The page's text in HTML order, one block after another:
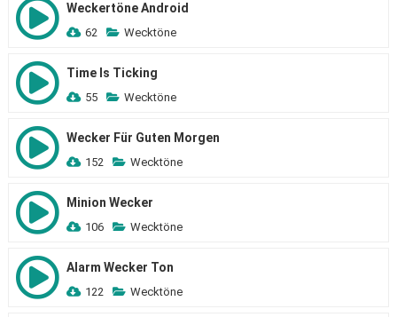
Weckertöne Android
62 Wecktöne
Time Is Ticking
55 Wecktöne
Wecker Für Guten Morgen
152 Wecktöne
Minion Wecker
106 Wecktöne
Alarm Wecker Ton
122 Wecktöne